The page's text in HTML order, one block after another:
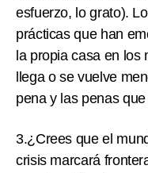
esfuerzo, lo grato).
prácticas que han
la propia casa en
llega o se vuelve
pena y las penas
3.¿Crees que el
crisis marcará